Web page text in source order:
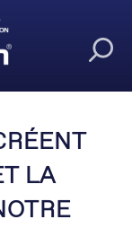
LA